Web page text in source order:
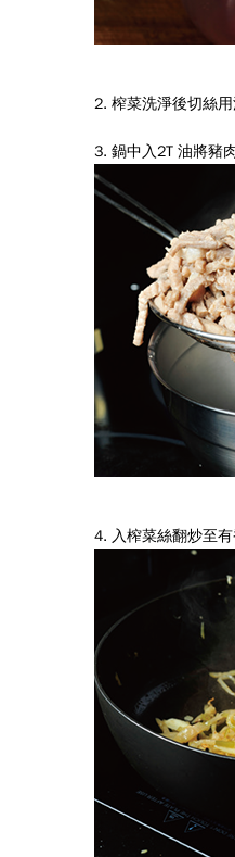
2. 榨菜洗淨後切絲用
3. 鍋中入2T 油將豬
4. 入榨菜絲翻炒至